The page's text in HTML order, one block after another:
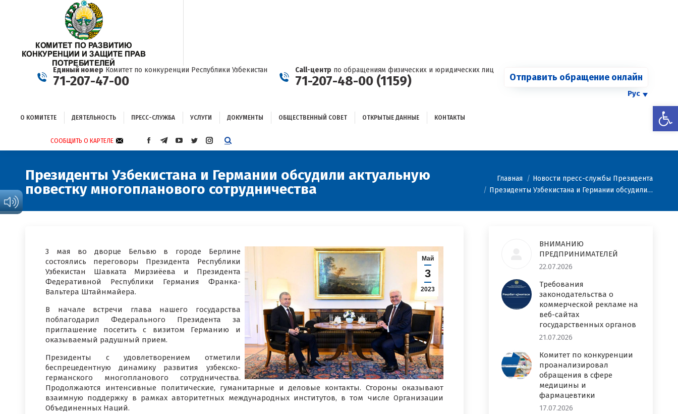
Единый номер Комитет по конкуренции Республики Узбекистан
71-207-47-00
Call-центр по обращениям физических и юридических лиц
71-207-48-00 (1159) Отправить обращение онлайн
Рус
О КОМИТЕТЕ ДЕЯТЕЛЬНОСТЬ ПРЕСС-СЛУЖБА УСЛУГИ ДОКУМЕНТЫ ОБЩЕСТВЕННЫЙ СОВЕТ ОТКРЫТЫЕ ДАННЫЕ КОНТАКТЫ
СООБЩИТЬ О КАРТЕЛЕ
СТРАНИЦА
В
НОВОМ
ОКНЕ
СТРАНИЦА
В
НОВОМ
ОКНЕ
СТРАНИЦА
В
НОВОМ
ОКНЕ
СТРАНИЦА
В
НОВОМ
ОКНЕ
СТРАНИЦА
НОВОМ
ОКНЕ
Президенты Узбекистана и Германии обсудили актуальную
повестку многопланового сотрудничества
Главная
Новости пресс-службы Президента
Президенты Узбекистана и Германии обсудили…
Май
3
2023
3 мая во дворце Бельвю в городе Берлине
состоялись переговоры Президента Республики
Узбекистан Шавката Мирзиёева и Президента
Федеративной Республики Германия Франка-
Вальтера Штайнмайера.
В начале встречи глава нашего государства
поблагодарил Федерального Президента за
приглашение посетить с визитом Германию и
оказываемый радушный прием.
Президенты с удовлетворением отметили
беспрецедентную динамику развития узбекско-
германского многопланового сотрудничества.
Продолжаются интенсивные политические, гуманитарные и деловые контакты. Стороны оказывают
взаимную поддержку в рамках авторитетных международных институтов, в том числе Организации
Объединенных Наций.
ВНИМАНИЮ
ПРЕДПРИНИМАТЕЛЕЙ
22.07.2026
Требования
законодательства о
коммерческой рекламе на
веб-сайтах
государственных органов
21.07.2026
Комитет по конкуренции
проанализировал
обращения в сфере
медицины и
фармацевтики
17.07.2026
О КОМИТЕТЕ ДЕЯТЕЛЬНОСТЬ
окнеокнеокнеокне
новом